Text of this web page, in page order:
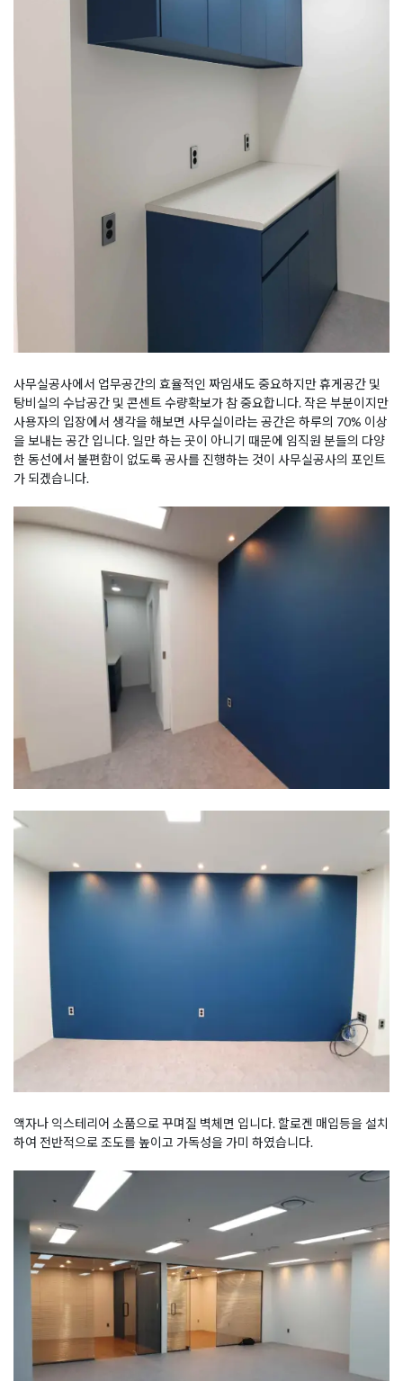
사무실공사에서 업무공간의 효율적인 짜임새도 중요하지만 휴게공간 및
탕비실의 수납공간 및 콘센트 수량확보가 참 중요합니다. 작은 부분이지만
사용자의 입장에서 생각을 해보면 사무실이라는 공간은 하루의 70% 이상
을 보내는 공간 입니다. 일만 하는 곳이 아니기 때문에 임직원 분들의 다양
한 동선에서 불편함이 없도록 공사를 진행하는 것이 사무실공사의 포인트
가 되겠습니다.
액자나 익스테리어 소품으로 꾸며질 벽체면 입니다. 할로겐 매입등을 설치
하여 전반적으로 조도를 높이고 가독성을 가미 하였습니다.